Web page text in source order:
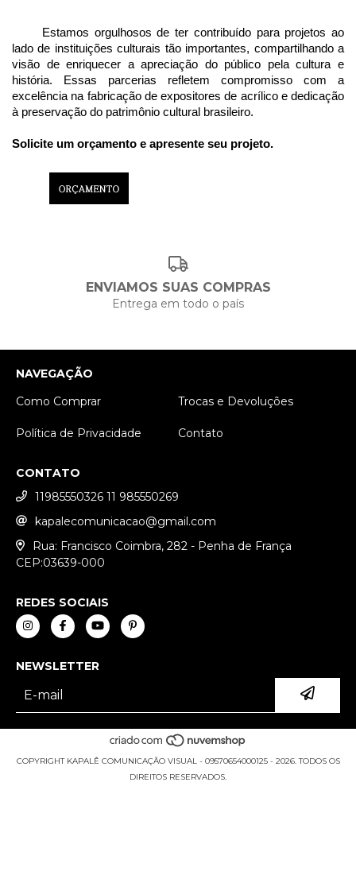
Estamos orgulhosos de ter contribuído para projetos ao
lado de instituições culturais tão importantes, compartilhando a
visão de enriquecer a apreciação do público pela cultura e
história. Essas parcerias refletem compromisso com a
excelência na fabricação de expositores de acrílico e dedicação
à preservação do patrimônio cultural brasileiro.
Solicite um orçamento e apresente seu projeto.
ENVIAMOS SUAS COMPRAS
Entrega em todo o país
NAVEGAÇÃO
Como Comprar
Trocas e Devoluções
Política de Privacidade Contato
CONTATO
11985550326 11 985550269
kapalecomunicacao@gmail.com
Rua: Francisco Coimbra, 282 - Penha de França
CEP:03639-000
REDES SOCIAIS
NEWSLETTER
COPYRIGHT KAPALÊ COMUNICAÇÃO VISUAL - 09570654000125 - 2026. TODOS OS
DIREITOS RESERVADOS.